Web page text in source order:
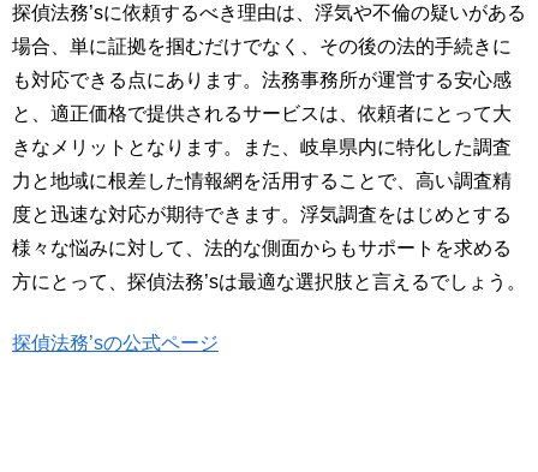
探偵法務’sに依頼するべき理由は、浮気や不倫の疑いがある
場合、単に証拠を掴むだけでなく、その後の法的手続きに
も対応できる点にあります。法務事務所が運営する安心感
と、適正価格で提供されるサービスは、依頼者にとって大
きなメリットとなります。また、岐阜県内に特化した調査
力と地域に根差した情報網を活用することで、高い調査精
度と迅速な対応が期待できます。浮気調査をはじめとする
様々な悩みに対して、法的な側面からもサポートを求める
方にとって、探偵法務’sは最適な選択肢と言えるでしょう。
探偵法務’sの公式ページ